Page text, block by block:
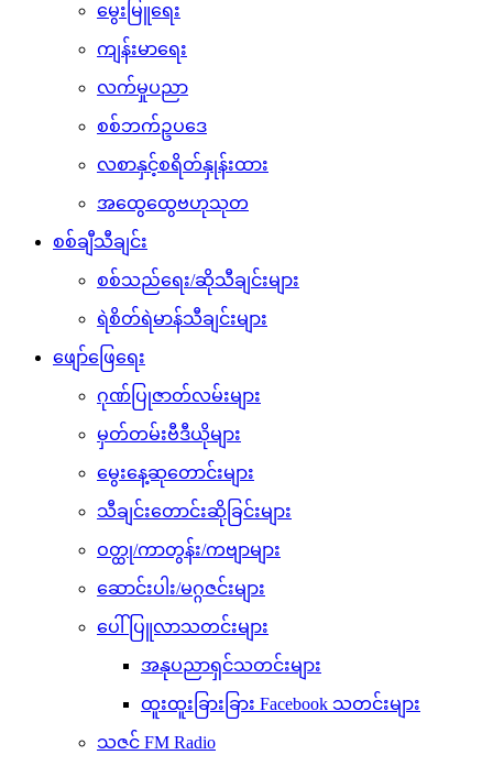
မွေးမြူရေး
ကျန်းမာရေး
လက်မှုပညာ
စစ်ဘက်ဥပဒေ
လစာနှင့်စရိတ်နှုန်းထား
အထွေထွေဗဟုသုတ
စစ်ချီသီချင်း
စစ်သည်ရေး/ဆိုသီချင်းများ
ရဲစိတ်ရဲမာန်သီချင်းများ
ဖျော်ဖြေရေး
ဂုဏ်ပြုဇာတ်လမ်းများ
မှတ်တမ်းဗီဒီယိုများ
မွေးနေ့ဆုတောင်းများ
သီချင်းတောင်းဆိုခြင်းများ
ဝတ္ထု/ကာတွန်း/ကဗျာများ
ဆောင်းပါး/မဂ္ဂဇင်းများ
ပေါ်ပြူလာသတင်းများ
အနုပညာရှင်သတင်းများ
ထူးထူးခြားခြား Facebook သတင်းများ
သဇင် FM Radio